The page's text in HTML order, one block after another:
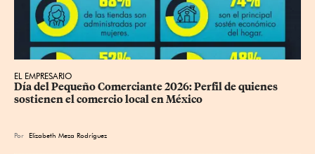
EL EMPRESARIO
Día del Pequeño Comerciante 2026: Perfil de quienes
sostienen el comercio local en México
Por Elizabeth Meza Rodríguez